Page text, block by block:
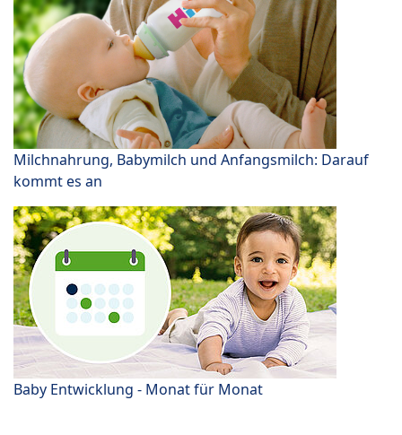
Milchnahrung, Babymilch und Anfangsmilch: Darauf
kommt es an
Baby Entwicklung - Monat für Monat